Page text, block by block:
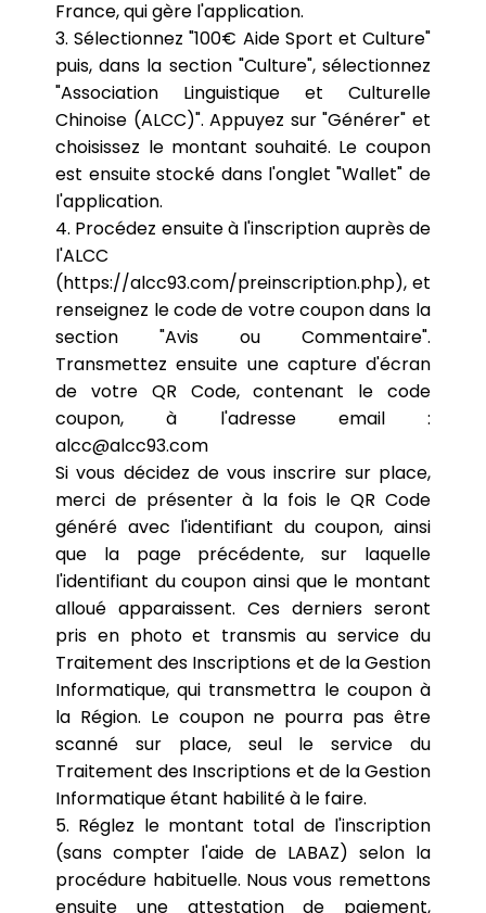
France, qui gère l'application.
3. Sélectionnez "100€ Aide Sport et Culture"
puis, dans la section "Culture", sélectionnez
"Association Linguistique et Culturelle
Chinoise (ALCC)". Appuyez sur "Générer" et
choisissez le montant souhaité. Le coupon
est ensuite stocké dans l'onglet "Wallet" de
l'application.
4. Procédez ensuite à l'inscription auprès de
l'ALCC
(https://alcc93.com/preinscription.php), et
renseignez le code de votre coupon dans la
section "Avis ou Commentaire".
Transmettez ensuite une capture d'écran
de votre QR Code, contenant le code
coupon, à l'adresse email :
alcc@alcc93.com
Si vous décidez de vous inscrire sur place,
merci de présenter à la fois le QR Code
généré avec l'identifiant du coupon, ainsi
que la page précédente, sur laquelle
l'identifiant du coupon ainsi que le montant
alloué apparaissent. Ces derniers seront
pris en photo et transmis au service du
Traitement des Inscriptions et de la Gestion
Informatique, qui transmettra le coupon à
la Région. Le coupon ne pourra pas être
scanné sur place, seul le service du
Traitement des Inscriptions et de la Gestion
Informatique étant habilité à le faire.
5. Réglez le montant total de l'inscription
(sans compter l'aide de LABAZ) selon la
procédure habituelle. Nous vous remettons
ensuite une attestation de paiement,